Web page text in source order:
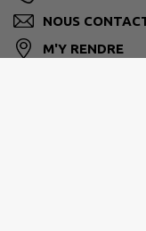
NOUS
M'Y RENDRE